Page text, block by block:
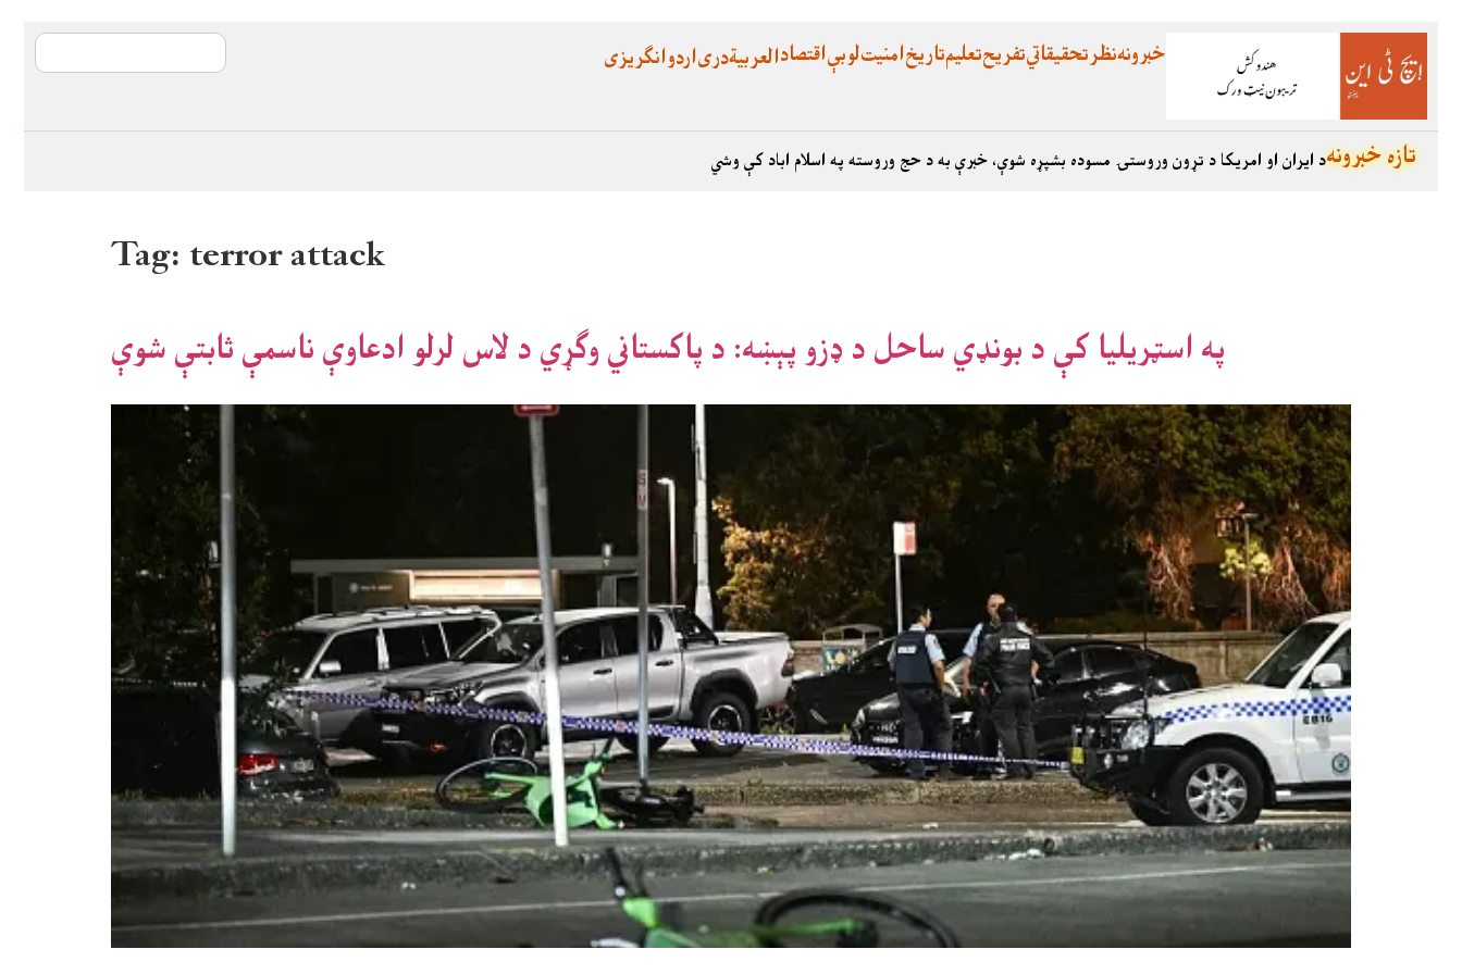
اقتصادلوبېامنیتتاریختعلیمتفریحتحقیقاتينظرخبرونه انگریزیاردودریالعربية
د ایران او امریکا د تړون وروستۍ مسوده بشپړه شوې، خبرې به د حج وروسته په اسلام اباد کې وشيتازه خبرونه
Tag:terror attack
په اسټریلیا کې د بونډي ساحل د ډزو پېښه: د پاکستاني وګړي د لاس لرلو ادعاوې ناسمې ثابتې شوې